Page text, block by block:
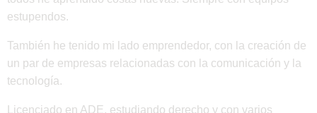
estupendos.
También he tenido mi lado emprendedor, con la creación de
un par de empresas relacionadas con la comunicación y la
tecnología.
Licenciado en ADE, estudiando derecho y con varios